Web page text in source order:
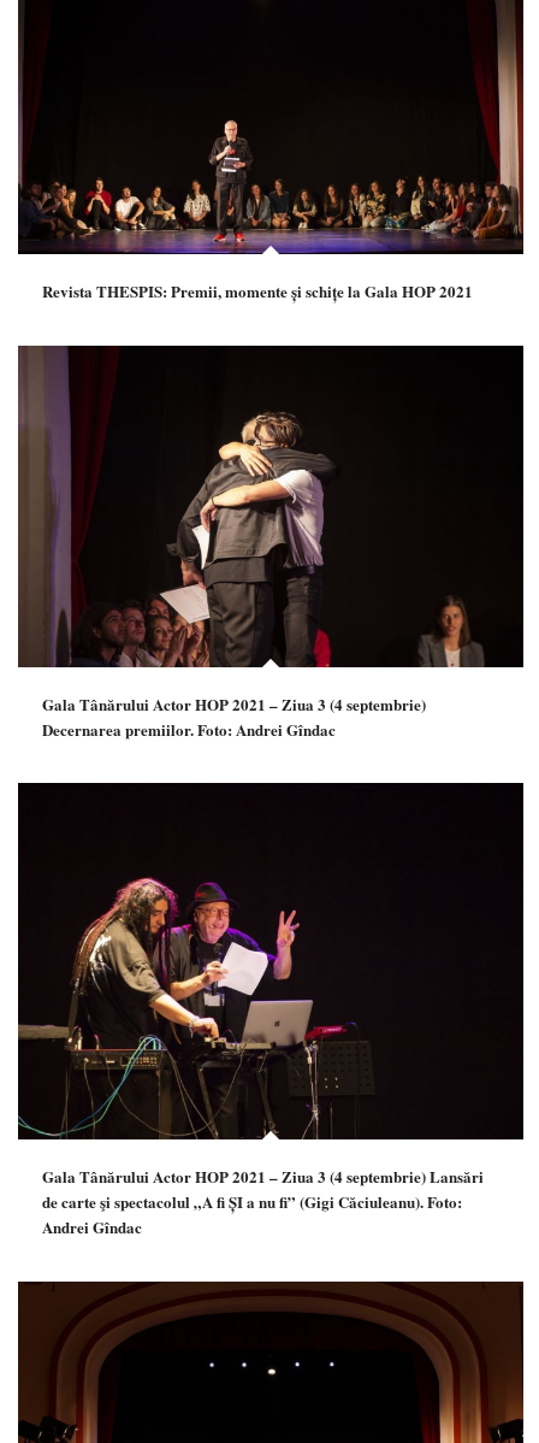
Revista THESPIS: Premii, momente și schițe la Gala HOP 2021
Gala Tânărului Actor HOP 2021 – Ziua 3 (4 septembrie)
Decernarea premiilor. Foto: Andrei Gîndac
Gala Tânărului Actor HOP 2021 – Ziua 3 (4 septembrie) Lansări
de carte şi spectacolul „A fi ȘI a nu fi” (Gigi Căciuleanu). Foto:
Andrei Gîndac